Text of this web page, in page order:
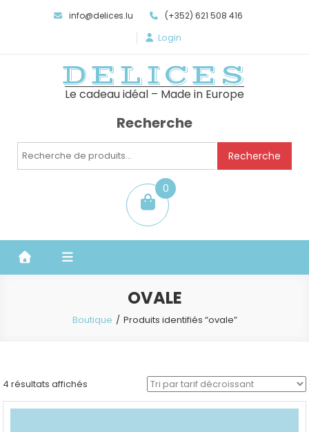
info@delices.lu (+352) 621 508 416
Login
DELICES
Le cadeau idéal – Made in Europe
Recherche
Recherche
Recherche
0
item
OVALE
Boutique Produits identifiés “ovale”
4 résultats affichés
par